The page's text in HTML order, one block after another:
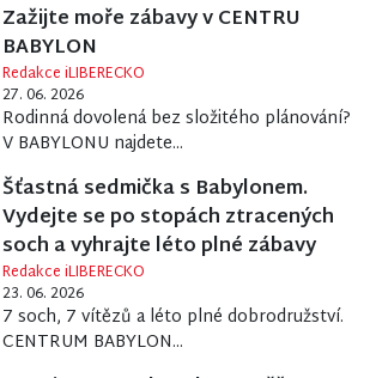
Zažijte moře zábavy v CENTRU
BABYLON
Redakce iLIBERECKO
27. 06. 2026
Rodinná dovolená bez složitého plánování?
V BABYLONU najdete...
Šťastná sedmička s Babylonem.
Vydejte se po stopách ztracených
soch a vyhrajte léto plné zábavy
Redakce iLIBERECKO
23. 06. 2026
7 soch, 7 vítězů a léto plné dobrodružství.
CENTRUM BABYLON...